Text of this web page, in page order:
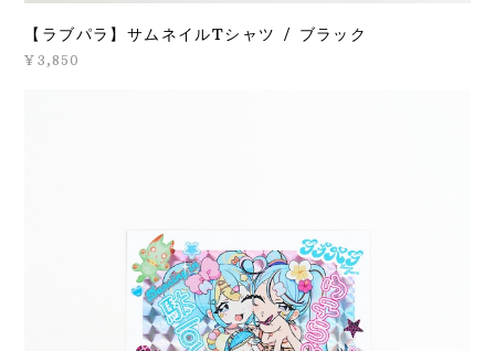
【ラブパラ】サムネイルTシャツ / ブラック
¥3,850